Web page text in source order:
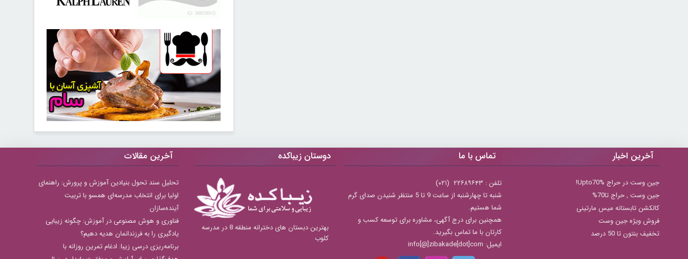
30259811
آخرین اخبار
جین وست در حراج Upto70%!
جين وست , حراج تا70%
کالکشن تابستانه میس مارتینی
فروش ویژه جین وست
تخفیف بنتون تا 50 درصد
آخرین مقالات
تحلیل سند تحول بنیادین آموزش و پرورش: راهنمای
اولیا برای انتخاب مدرسه‌ای همسو با تربیت
آینده‌سازان
فناوری و هوش مصنوعی در آموزش: چگونه زیبایی
یادگیری را به فرزندانمان هدیه دهیم؟
برنامه‌ریزی درسی زیبا: ادغام تمرین روزانه با
تماس با ما
تلفن : ۲۲۶۸۹۶۴۳ (۰۲۱)
شنبه تا چهارشنبه از ساعت 9 تا 5 منتظر شنیدن صدای گرم
شما هستیم.
همچنین برای درج آگهی، مشاوره برای توسعه کسب و
کارتان با ما تماس بگیرید.
ایمیل: info[@]zibakade[dot]com
دوستان زیباکده
بهترین دبستان های دخترانه منطقه 8 در مدرسه
کلوب